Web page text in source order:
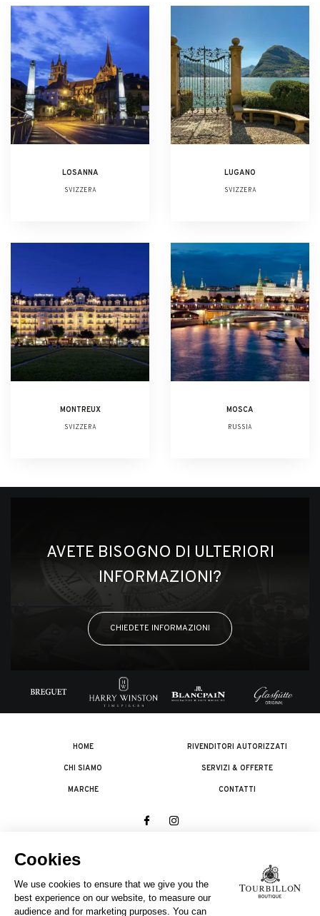
LOSANNA
SVIZZERA
LUGANO
SVIZZERA
MONTREUX
SVIZZERA
MOSCA
RUSSIA
AVETE BISOGNO DI ULTERIORI
INFORMAZIONI?
CHIEDETE INFORMAZIONI
HOME
CHI SIAMO
MARCHE
RIVENDITORI AUTORIZZATI
SERVIZI & OFFERTE
CONTATTI